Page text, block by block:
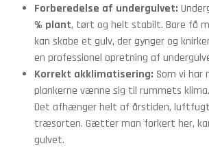
Forberedelse af undergulvet:
% plant, tørt og helt stabilt. Bare få
kan skabe et gulv, der gynger og
en professionel opretning af
Korrekt akklimatisering: Som vi har
plankerne vænne sig til rummets
Det afhænger helt af årstiden,
træsorten. Gætter man forkert her,
gulvet.